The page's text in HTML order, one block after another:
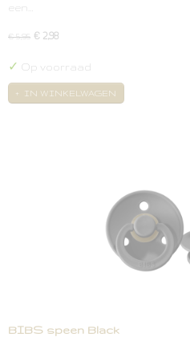
een…
€ 5,95 € 2,98
✓ Op voorraad
IN WINKELWAGEN
BIBS speen Black